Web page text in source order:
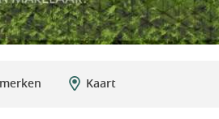
Kaart